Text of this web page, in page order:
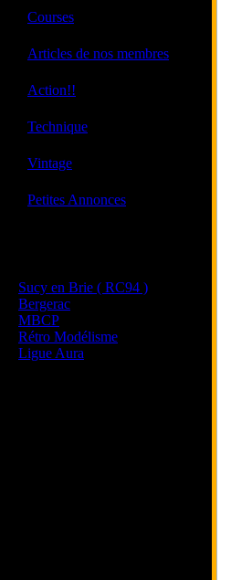
Courses
Articles de nos membres
Action!!
Technique
Vintage
Petites Annonces
Sucy en Brie ( RC94 )
Bergerac
MBCP
Rétro Modélisme
Ligue Aura